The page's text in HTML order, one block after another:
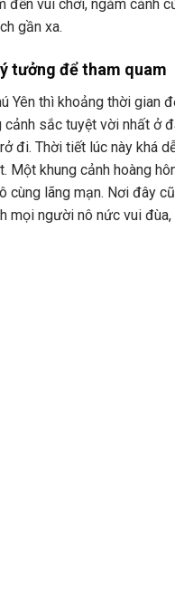
đến vui chơi, ngắm cảnh
gần xa.
tưởng để tham quam
Yên thì khoảng thời gian
cảnh sắc tuyệt vời nhất ở
đi. Thời tiết lúc này khá
Một khung cảnh hoàng
cùng lãng mạn. Nơi đây
mọi người nô nức vui